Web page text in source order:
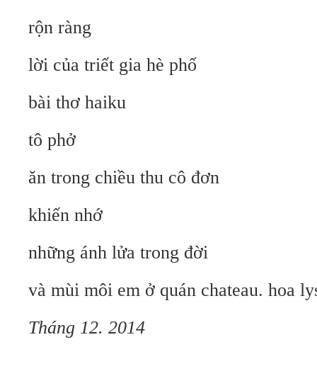
rộn ràng
lời của triết gia hè phố
bài thơ haiku
tô phở
ăn trong chiều thu cô đơn
khiến nhớ
những ánh lửa trong đời
và mùi môi em ở quán chateau. hoa
Tháng 12. 2014